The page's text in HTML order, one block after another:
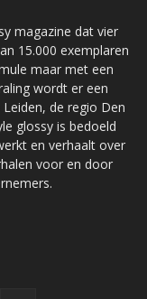
magazine dat vier
15.000 exemplaren
maar met een
wordt er een
de regio Den
glossy is bedoeld
en verhaalt over
voor en door